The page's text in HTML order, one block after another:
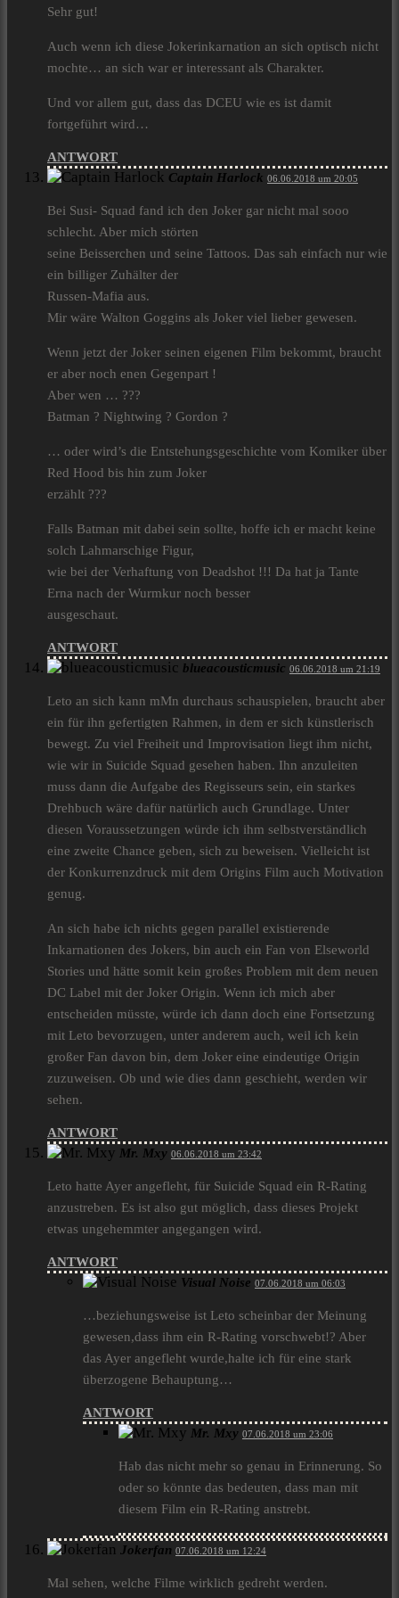
Sehr gut!
Auch wenn ich diese Jokerinkarnation an sich optisch nicht
mochte… an sich war er interessant als Charakter.
Und vor allem gut, dass das DCEU wie es ist damit
fortgeführt wird…
ANTWORT
Captain Harlock 06.06.2018 um 20:05
Bei Susi- Squad fand ich den Joker gar nicht mal sooo
schlecht. Aber mich störten
seine Beisserchen und seine Tattoos. Das sah einfach nur wie
ein billiger Zuhälter der
Russen-Mafia aus.
Mir wäre Walton Goggins als Joker viel lieber gewesen.
Wenn jetzt der Joker seinen eigenen Film bekommt, braucht
er aber noch enen Gegenpart !
Aber wen … ???
Batman ? Nightwing ? Gordon ?
… oder wird’s die Entstehungsgeschichte vom Komiker über
Red Hood bis hin zum Joker
erzählt ???
Falls Batman mit dabei sein sollte, hoffe ich er macht keine
solch Lahmarschige Figur,
wie bei der Verhaftung von Deadshot !!! Da hat ja Tante
Erna nach der Wurmkur noch besser
ausgeschaut.
ANTWORT
blueacousticmusic 06.06.2018 um 21:19
Leto an sich kann mMn durchaus schauspielen, braucht aber
ein für ihn gefertigten Rahmen, in dem er sich künstlerisch
bewegt. Zu viel Freiheit und Improvisation liegt ihm nicht,
wie wir in Suicide Squad gesehen haben. Ihn anzuleiten
muss dann die Aufgabe des Regisseurs sein, ein starkes
Drehbuch wäre dafür natürlich auch Grundlage. Unter
diesen Voraussetzungen würde ich ihm selbstverständlich
eine zweite Chance geben, sich zu beweisen. Vielleicht ist
der Konkurrenzdruck mit dem Origins Film auch Motivation
genug.
An sich habe ich nichts gegen parallel existierende
Inkarnationen des Jokers, bin auch ein Fan von Elseworld
Stories und hätte somit kein großes Problem mit dem neuen
DC Label mit der Joker Origin. Wenn ich mich aber
entscheiden müsste, würde ich dann doch eine Fortsetzung
mit Leto bevorzugen, unter anderem auch, weil ich kein
großer Fan davon bin, dem Joker eine eindeutige Origin
zuzuweisen. Ob und wie dies dann geschieht, werden wir
sehen.
ANTWORT
Mr. Mxy 06.06.2018 um 23:42
Leto hatte Ayer angefleht, für Suicide Squad ein R-Rating
anzustreben. Es ist also gut möglich, dass dieses Projekt
etwas ungehemmter angegangen wird.
ANTWORT
Visual Noise 07.06.2018 um 06:03
…beziehungsweise ist Leto scheinbar der Meinung
gewesen,dass ihm ein R-Rating vorschwebt!? Aber
das Ayer angefleht wurde,halte ich für eine stark
überzogene Behauptung…
ANTWORT
Mr. Mxy 07.06.2018 um 23:06
Hab das nicht mehr so genau in Erinnerung. So
oder so könnte das bedeuten, dass man mit
diesem Film ein R-Rating anstrebt.
Jokerfan 07.06.2018 um 12:24
Mal sehen, welche Filme wirklich gedreht werden.